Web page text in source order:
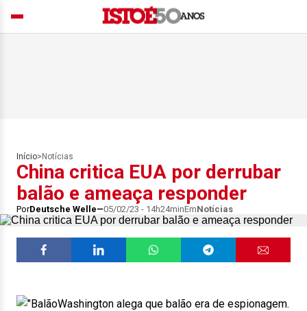
Início> Notícias
China critica EUA por derrubar
balão e ameaça responder
PorDeutsche Welle 05/02/23 - 14h24minEmNotícias
Washington alega que balão era de espionagem.